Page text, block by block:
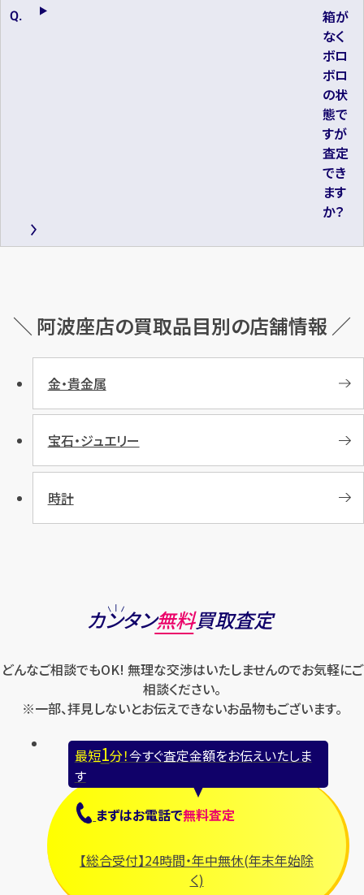
箱が
なく
ボロ
ボロ
の状
態で
すが
査定
でき
ます
か？
＼ 阿波座店の買取品目別の店舗情報 ／
金・貴金属
宝石・ジュエリー
時計
カンタン無料買取査定
どんなご相談でもOK! 無理な交渉はいたしませんのでお気軽にご
相談ください。
※一部、拝見しないとお伝えできないお品物もございます。
最短1分！今すぐ査定金額をお伝えいたしま
す
まずはお電話で無料査定
【総合受付】24時間・年中無休(年末年始除
く)